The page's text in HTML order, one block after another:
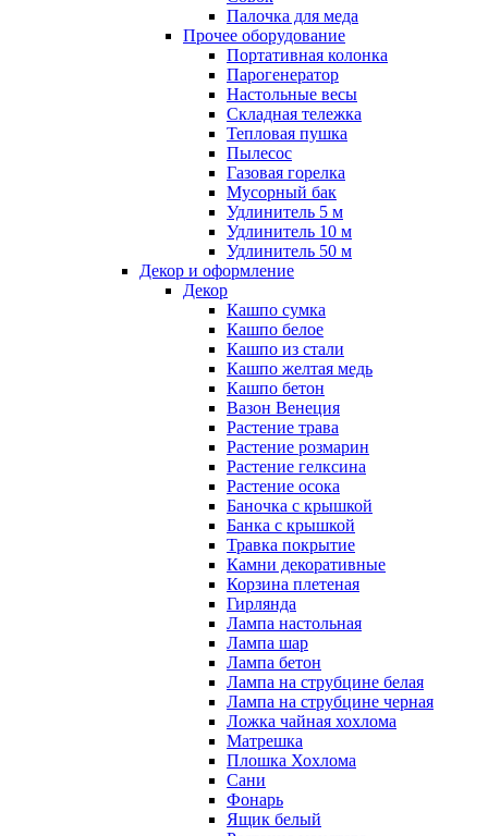
Палочка для меда
Прочее оборудование
Портативная колонка
Парогенератор
Настольные весы
Складная тележка
Тепловая пушка
Пылесос
Газовая горелка
Мусорный бак
Удлинитель 5 м
Удлинитель 10 м
Удлинитель 50 м
Декор и оформление
Декор
Кашпо сумка
Кашпо белое
Кашпо из стали
Кашпо желтая медь
Кашпо бетон
Вазон Венеция
Растение трава
Растение розмарин
Растение гелксина
Растение осока
Баночка с крышкой
Банка с крышкой
Травка покрытие
Камни декоративные
Корзина плетеная
Гирлянда
Лампа настольная
Лампа шар
Лампа бетон
Лампа на струбцине белая
Лампа на струбцине черная
Ложка чайная хохлома
Матрешка
Плошка Хохлома
Сани
Фонарь
Ящик белый